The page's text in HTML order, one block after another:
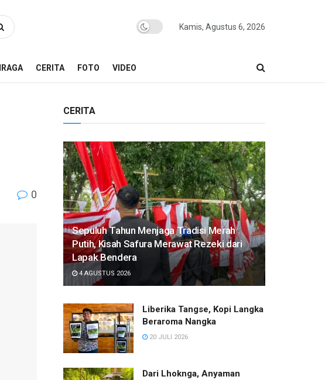
Kamis, Agustus 6, 2026
CERITA FOTO VIDEO
0
CERITA
Sepuluh Tahun Menjaga Tradisi Merah
Putih, Kisah Safura Merawat Rezeki dari
Lapak Bendera
4 AGUSTUS 2026
Liberika Tangse, Kopi Langka
Beraroma Nangka
20 JULI 2026
Dari Lhoknga, Anyaman